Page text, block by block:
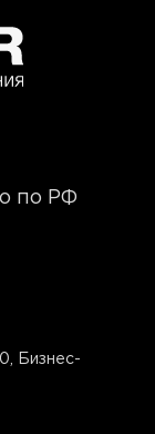
по РФ
Бизнес-